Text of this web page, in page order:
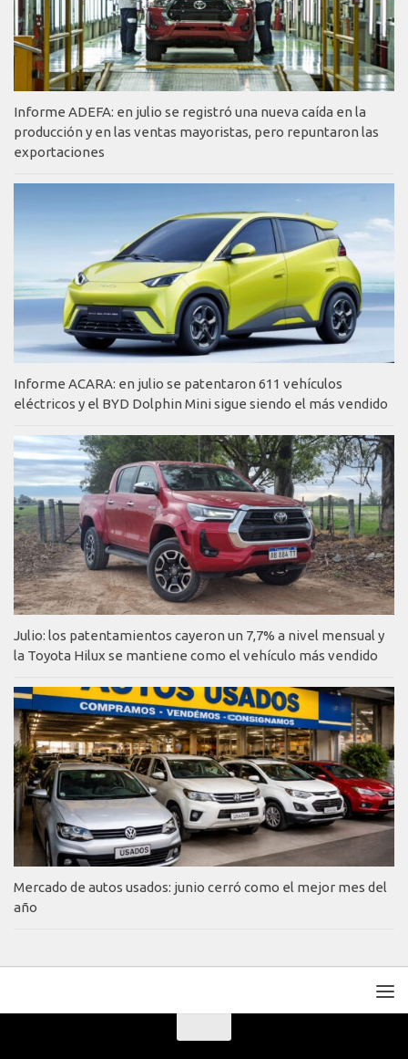
Informe ADEFA: en julio se registró una nueva caída en la
producción y en las ventas mayoristas, pero repuntaron las
exportaciones
Informe ACARA: en julio se patentaron 611 vehículos
eléctricos y el BYD Dolphin Mini sigue siendo el más vendido
Julio: los patentamientos cayeron un 7,7% a nivel mensual y
la Toyota Hilux se mantiene como el vehículo más vendido
Mercado de autos usados: junio cerró como el mejor mes del
año